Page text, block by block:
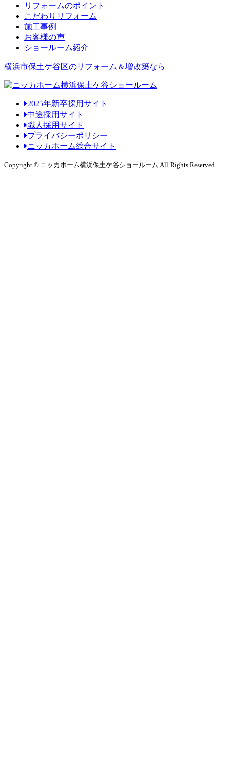
リフォームのポイント
こだわりリフォーム
施工事例
お客様の声
ショールーム紹介
横浜市保土ケ谷区のリフォーム＆増改築なら
2025年新卒採用サイト
中途採用サイト
職人採用サイト
プライバシーポリシー
ニッカホーム総合サイト
Copyright © ニッカホーム横浜保土ケ谷ショールーム All Rights Reserved.